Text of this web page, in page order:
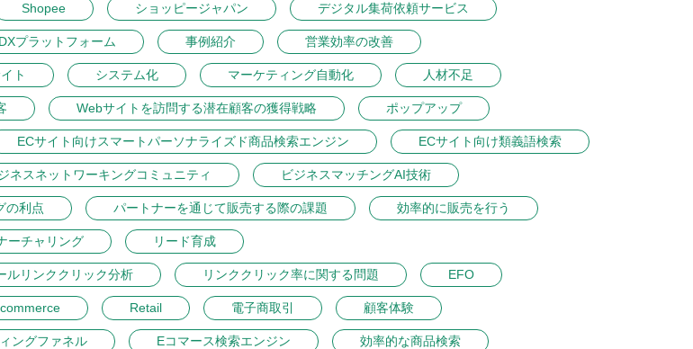
Shopee ショッピージャパン デジタル集荷依頼サービス
プラットフォーム 事例紹介 営業効率の改善
ト システム化 マーケティング自動化 人材不足
Webサイトを訪問する潜在顧客の獲得戦略 ポップアップ
ECサイト向けスマートパーソナライズド商品検索エンジン ECサイト向け類義語検索
ネスネットワーキングコミュニティ ビジネスマッチングAI技術
の利点 パートナーを通じて販売する際の課題 効率的に販売を行う
ーチャリング リード育成
ルリンククリック分析 リンククリック率に関する問題 EFO
Retail 電子商取引 顧客体験
ングファネル Eコマース検索エンジン 効率的な商品検索